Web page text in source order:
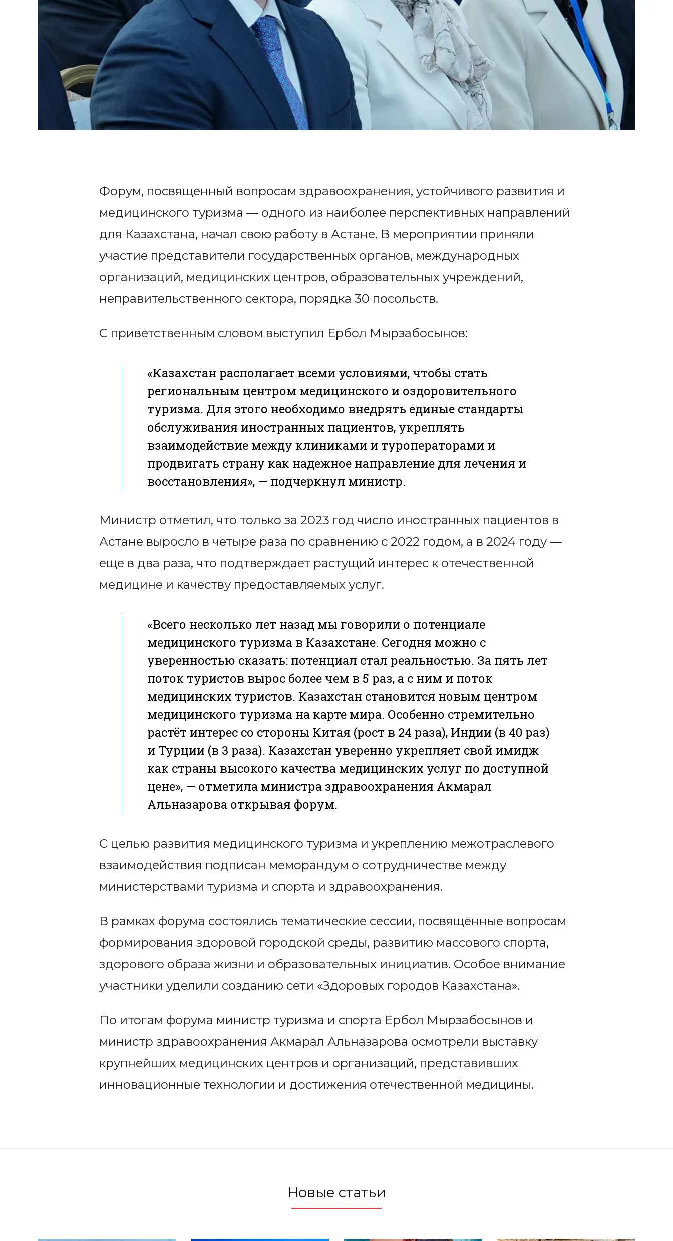
Форум, посвященный вопросам здравоохранения, устойчивого развития и
медицинского туризма — одного из наиболее перспективных направлений
для Казахстана, начал свою работу в Астане. В мероприятии приняли
участие представители государственных органов, международных
организаций, медицинских центров, образовательных учреждений,
неправительственного сектора, порядка 30 посольств.
С приветственным словом выступил Ербол Мырзабосынов:
«Казахстан располагает всеми условиями, чтобы стать
региональным центром медицинского и оздоровительного
туризма. Для этого необходимо внедрять единые стандарты
обслуживания иностранных пациентов, укреплять
взаимодействие между клиниками и туроператорами и
продвигать страну как надежное направление для лечения и
восстановления», — подчеркнул министр.
Министр отметил, что только за 2023 год число иностранных пациентов в
Астане выросло в четыре раза по сравнению с 2022 годом, а в 2024 году —
еще в два раза, что подтверждает растущий интерес к отечественной
медицине и качеству предоставляемых услуг.
«Всего несколько лет назад мы говорили о потенциале
медицинского туризма в Казахстане. Сегодня можно с
уверенностью сказать: потенциал стал реальностью. За пять лет
поток туристов вырос более чем в 5 раз, а с ним и поток
медицинских туристов. Казахстан становится новым центром
медицинского туризма на карте мира. Особенно стремительно
растёт интерес со стороны Китая (рост в 24 раза), Индии (в 40 раз)
и Турции (в 3 раза). Казахстан уверенно укрепляет свой имидж
как страны высокого качества медицинских услуг по доступной
цене», — отметила министра здравоохранения Акмарал
Альназарова открывая форум.
С целью развития медицинского туризма и укреплению межотраслевого
взаимодействия подписан меморандум о сотрудничестве между
министерствами туризма и спорта и здравоохранения.
В рамках форума состоялись тематические сессии, посвящённые вопросам
формирования здоровой городской среды, развитию массового спорта,
здорового образа жизни и образовательных инициатив. Особое внимание
участники уделили созданию сети «Здоровых городов Казахстана».
По итогам форума министр туризма и спорта Ербол Мырзабосынов и
министр здравоохранения Акмарал Альназарова осмотрели выставку
крупнейших медицинских центров и организаций, представивших
инновационные технологии и достижения отечественной медицины.
Новые статьи